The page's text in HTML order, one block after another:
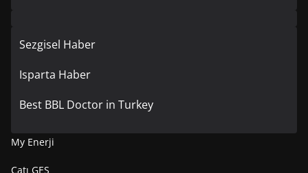
Sezgisel Haber
Isparta Haber
Best BBL Doctor in Turkey
My Enerji
Çatı GES